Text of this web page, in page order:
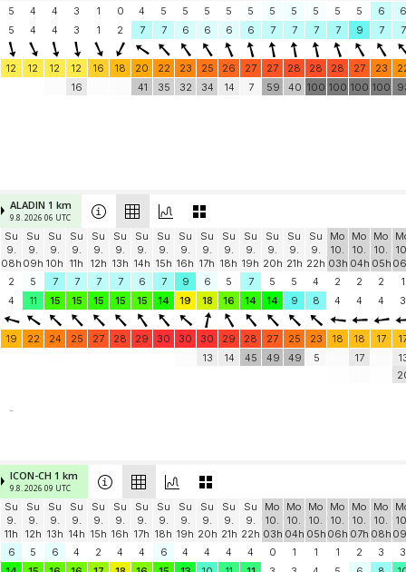
5
4 4 3 1 0 4 5 5 5 5 5 5 5 5 5 5 6
6
5
4 4 3 1 2 7 7 6 6 6 6 7 7 7 7 9 7 7
12 12 12 12 16 18 20 22 23 25 26 27 27 28 28 28 27 23
16
41 35 32 34 14 7 59 40 100 100 100 100
ALADIN 1 km
9.8. 2026 06 UTC
Su
9.
08h
Su
9.
09h
Su
9.
10h
Su
9.
11h
Su
9.
12h
Su
9.
13h
Su
9.
14h
Su
9.
15h
Su
9.
16h
Su
9.
17h
Su
9.
18h
Su
9.
19h
Su
9.
20h
Su
9.
21h
Su
9.
22h
Mo
10.
03h
Mo
10.
04h
Mo
10.
05h
2
5 7 7 7 7 6 7 9 6 5 7 5 5 4 2 2 2
1
4
11 15 15 15 15 15 14 19 18 16 14 14 9 8 4 4 4 3
19 22 24 25 27 28 29 30 30 30 29 28 27 25 23 18 18 17
13
14 45 49 49 5 17
-
ICON-CH 1 km
9.8. 2026 09 UTC
Su
9.
11h
Su
9.
12h
Su
9.
13h
Su
9.
14h
Su
9.
15h
Su
9.
16h
Su
9.
17h
Su
9.
18h
Su
9.
19h
Su
9.
20h
Su
9.
21h
Su
9.
22h
Mo
10.
03h
Mo
10.
04h
Mo
10.
05h
Mo
10.
06h
Mo
10.
07h
Mo
10.
08h
6
5 6 4 2 4 4 6 4 4 4 4 0 1 1 1 2 3
3